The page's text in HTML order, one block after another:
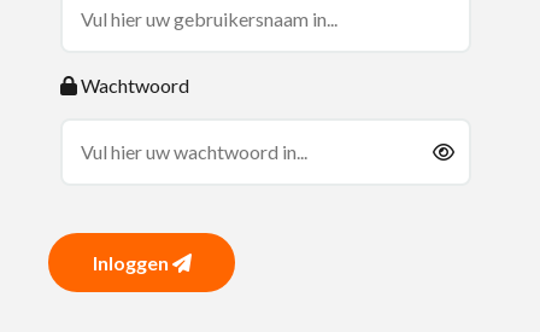
Wachtwoord
Inloggen